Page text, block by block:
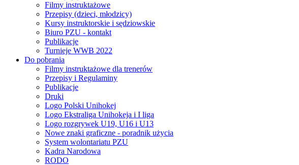
Filmy instruktażowe
Przepisy (dzieci, młodzicy)
Kursy instruktorskie i sędziowskie
Biuro PZU - kontakt
Publikacje
Turnieje WWB 2022
Do pobrania
Filmy instruktażowe dla trenerów
Przepisy i Regulaminy
Publikacje
Druki
Logo Polski Unihokej
Logo Ekstraliga Unihokeja i I liga
Logo rozgrywek U19, U16 i U13
Nowe znaki graficzne - poradnik użycia
System wolontariatu PZU
Kadra Narodowa
RODO